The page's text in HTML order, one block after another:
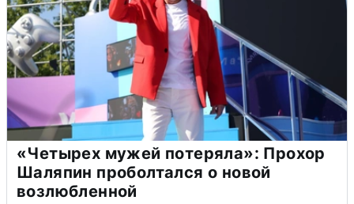
«Четырех мужей потеряла»: Прохор
Шаляпин проболтался о новой
возлюбленной